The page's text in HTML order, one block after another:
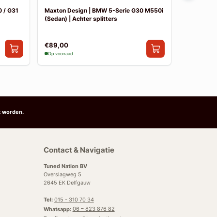
/ G31
Maxton Design | BMW 5-Serie G30 M550i
(Sedan) | Achter splitters
€89,00
Op voorraad
worden.
Contact & Navigatie
Tuned Nation BV
Overslagweg 5
2645 EK Delfgauw
Tel: 015 - 310 70 34
Whatsapp: 06 – 823 876 82